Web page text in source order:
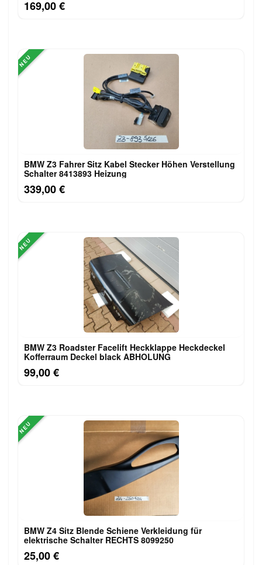
169,00 €
NEU
BMW Z3 Fahrer Sitz Kabel Stecker Höhen Verstellung
Schalter 8413893 Heizung
339,00 €
NEU
BMW Z3 Roadster Facelift Heckklappe Heckdeckel
Kofferraum Deckel black ABHOLUNG
99,00 €
NEU
BMW Z4 Sitz Blende Schiene Verkleidung für
elektrische Schalter RECHTS 8099250
25,00 €